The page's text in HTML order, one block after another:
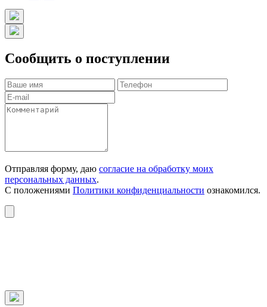
Сообщить о поступлении
Отправляя форму, даю согласие на обработку моих
персональных данных.
С положениями Политики конфиденциальности ознакомился.